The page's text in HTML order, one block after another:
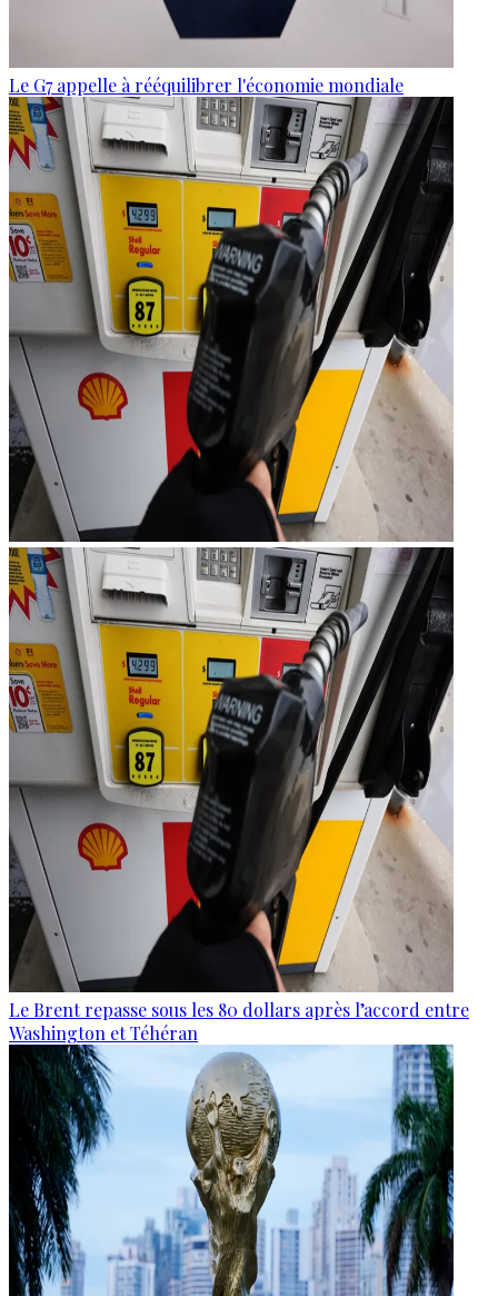
Le G7 appelle à rééquilibrer l'économie mondiale
Le Brent repasse sous les 80 dollars après l’accord entre
Washington et Téhéran